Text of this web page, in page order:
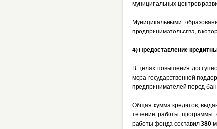
муниципальных центров
Муниципальными
предпринимательства, в
4) Предоставление
В целях повышения
мера государственной
предпринимателей перед
Общая сумма кредитов,
течение работы программы
работы фонда составил 380